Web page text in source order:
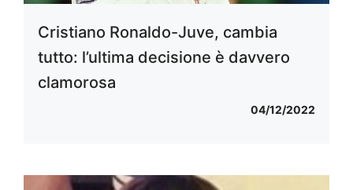
Cristiano Ronaldo-Juve, cambia
tutto: l’ultima decisione è davvero
clamorosa
04/12/2022